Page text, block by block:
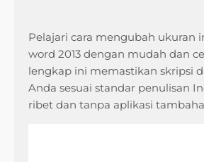
Pelajari cara mengubah ukuran
word 2013 dengan mudah dan
lengkap ini memastikan skripsi
Anda sesuai standar penulisan
ribet dan tanpa aplikasi